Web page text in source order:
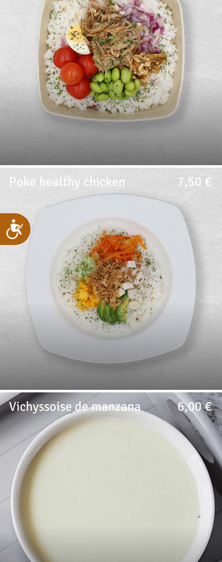
Accesibilidad
Poke healthy chicken 7,50 €
Vichyssoise de manzana 6,00 €
Crema fría de puerros y manzana perfecta para veganos.